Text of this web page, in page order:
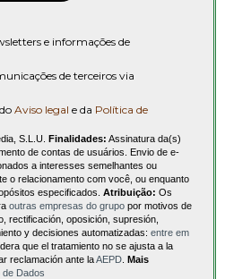
e informações de
de terceiros via
Aviso legal e da Política de
S.L.U. Finalidades: Assinatura da(s)
de contas de usuários. Envio de e-
a interesses semelhantes ou
o relacionamento com você, ou enquanto
especificados. Atribuição: Os
outras empresas do grupo por motivos de
rectificación, oposición, supresión,
y decisiones automatizadas: entre em
que el tratamiento no se ajusta a la
reclamación ante laAEPD Mais
de Dados